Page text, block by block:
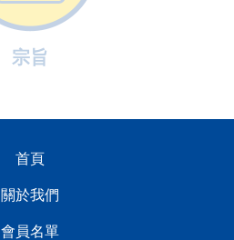
宗旨
首頁
關於我們
會員名單